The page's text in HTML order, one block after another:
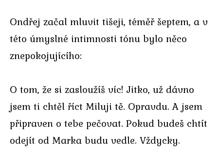
Ondřej začal mluvit tišeji, téměř šeptem, a v
této úmyslné intimnosti tónu bylo něco
znepokojujícího:
O tom, že si zasloužíš víc! Jitko, už dávno
jsem ti chtěl říct Miluji tě. Opravdu. A jsem
připraven o tebe pečovat. Pokud budeš chtít
odejít od Marka budu vedle. Vždycky.